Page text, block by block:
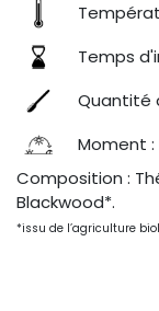
Temps
Quantité
Moment :
Composition :
Blackwood*.
*issu de l’agriculture